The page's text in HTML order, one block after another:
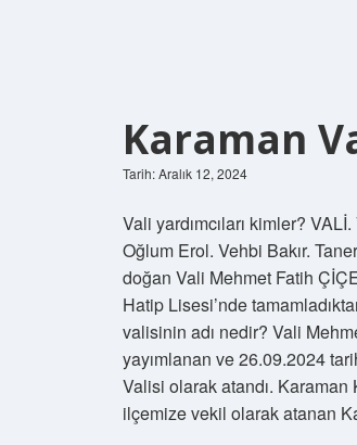
Karaman
Tarih: Aralık 12, 2024
Vali yardımcıları kimler?
Oğlum Erol. Vehbi Bakır.
doğan Vali Mehmet Fatih
Hatip Lisesi’nde
valisinin adı nedir? Vali
yayımlanan ve 26.09.2024
Valisi olarak atandı. Karaman
ilçemize vekil olarak atanan